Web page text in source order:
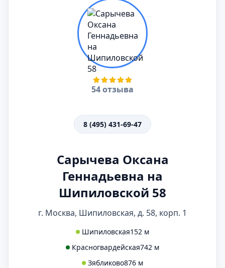
54 отзыва
8 (495) 431-69-47
Сарычева Оксана
Геннадьевна на
Шипиловской 58
г. Москва, Шипиловская, д. 58, корп. 1
Шипиловская152 м
Красногвардейская742 м
Зябликово876 м